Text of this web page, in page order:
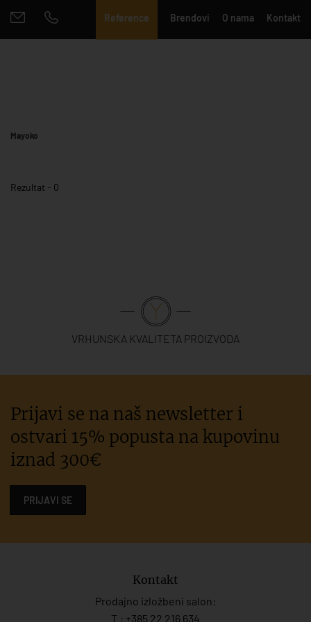
Reference Brendovi O nama Kontakt
Mayoko
Rezultat - 0
VRHUNSKA KVALITETA PROIZVODA
Prijavi se na naš newsletter i
ostvari 15% popusta na kupovinu
iznad 300€
PRIJAVI SE
Kontakt
Prodajno izložbeni salon:
T.: +385 22 216 634